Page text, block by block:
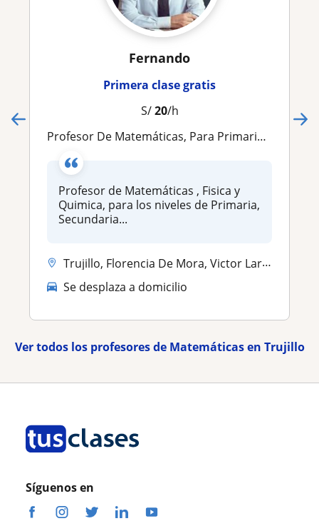
Fernando
Primera clase gratis
S/20/h
Profesor De Matemáticas, Para Primaria, Secundaria Y Pre Universitario
Profesor de Matemáticas , Fisica y
Quimica, para los niveles de Primaria,
Secundaria...
Trujillo, Florencia De Mora, Victor Larco Herrera, La Esperanza
Se desplaza a domicilio
Ver todos los profesores de Matemáticas en Trujillo
Síguenos en